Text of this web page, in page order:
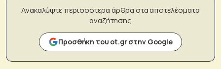
Ανακαλύψτε περισσότερα άρθρα στα αποτελέσματα
αναζήτησης
Προσθήκη του ot.gr στην Google